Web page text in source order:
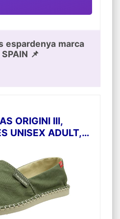
espardenya marca
📌
ORIGINI III,
UNISEX ADULT,